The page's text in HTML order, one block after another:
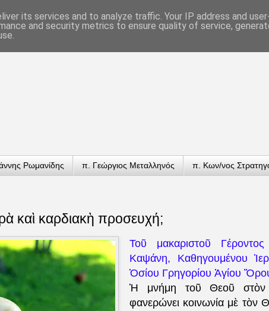
Ρωμανίδης π. Γεώργιος Μεταλληνός π. Κων/νος
καὶ καρδιακὴ προσευχή;
Τοῦ μακαριστοῦ Γέροντος
Καψάνη, Καθηγουμένου
Ὁσίου Γρηγορίου Ἁγίου
Ἡ μνήμη τοῦ Θεοῦ στὸν
φανερώνει κοινωνία μὲ τὸν
its services and to analyze traffic. Your IP address and
and security metrics to ensure quality of service,